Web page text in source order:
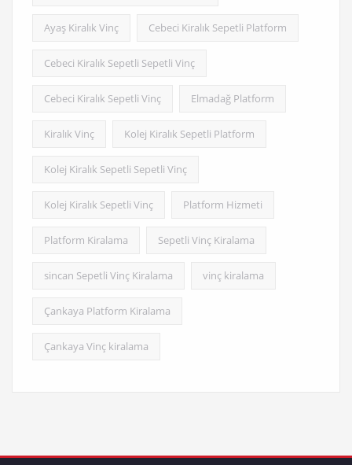
Ayaş Kiralık Vinç Cebeci Kiralık Sepetli Platform
Cebeci Kiralık Sepetli Sepetli Vinç
Cebeci Kiralık Sepetli Vinç Elmadağ Platform
Kiralık Vinç Kolej Kiralık Sepetli Platform
Kolej Kiralık Sepetli Sepetli Vinç
Kolej Kiralık Sepetli Vinç Platform Hizmeti
Platform Kiralama Sepetli Vinç Kiralama
sincan Sepetli Vinç Kiralama vinç kiralama
Çankaya Platform Kiralama
Çankaya Vinç kiralama